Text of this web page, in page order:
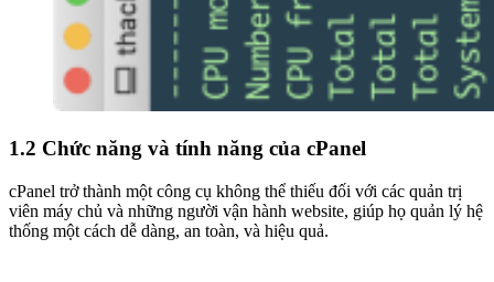
1.2 Chức năng và tính năng của cPanel
cPanel trở thành một công cụ không thể thiếu đối với các quản trị
viên máy chủ và những người vận hành website, giúp họ quản lý hệ
thống một cách dễ dàng, an toàn, và hiệu quả.